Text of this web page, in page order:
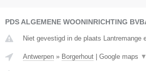
PDS ALGEMENE WOONINRICHTING
Niet gevestigd in de plaats Lantremange
Antwerpen » Borgerhout Google maps ▼